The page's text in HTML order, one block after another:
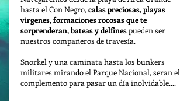
hasta el Con Negro, calas preciosas, playas
virgenes, formaciones rocosas que te
sorprenderan, bateas y delfinespueden ser
nuestros compañeros de travesía.
Snorkel y una caminata hasta los bunkers
militares mirando el Parque Nacional, seran el
complemento para pasar un día inolvidable....